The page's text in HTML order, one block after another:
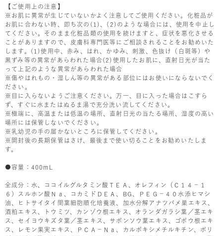
【ご使用上の注意】
※お肌に異常が生じていないかよく注意してご使用ください。化粧品が
お肌に合わない時、即ち次の(1)、(2)のような場合には、使用を中止し
てください。そのまま化粧品類の使用を続けますと、症状を悪化させる
ことがありますので、皮膚科専門医等にご相談されることをお勧めいた
します。(1)使用中、赤み、はれ、かゆみ、刺激、色抜け（白斑等）や
黒ずみ等の異常があらわれた場合(2)使用したお肌に、直射日光が当た
って上記のような異常があらわれた場合
※傷やはれもの・湿しん等の異常がある部位にはお使いにならないでく
ださい。
※目に入らないようご注意ください。万一、目に入った場合はこすら
ず、すぐに水またはぬるま湯で充分洗い流してください。
※極端に、高温または低温の場所、直射日光の当たる場所、湿度の高い
場所には保管しないでください。
※乳幼児の手の届かないところに保管してください。
※開封後の長期保管はさけ、最後まで使い切ることをお勧めいたしま
す。
●容量：400mL
全成分：水、ココイルグルタミン酸ＴＥＡ、オレフィン（Ｃ１４－１
６）スルホン酸Ｎａ、コカミドＤＥＡ、BG、ＰＥＧ－４０水添ヒマシ
油、ヒトサイタイ間葉細胞順化培養液、加水分解アナツバメ巣エキス、
酒粕エキス、トウミツ、カンゾウ根エキス、オランダガラシ葉／茎エキ
ス、セイヨウキズタ葉／茎エキス、サボンソウ葉エキス、ゴボウ根エキ
ス、レモン果実エキス、ＰＣＡ－Ｎａ、カルボキシメチルキチン、ポリ